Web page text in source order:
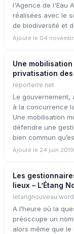
l'Agence de l'Eau
réalisées avec le
de biodiversité et
Ajouté le 04
Une
privatisation
reporterre.net
Le gouvernement,
à la concurrence
Une mobilisation
défendre une
bien commun
Ajouté le 24 juin 2019
Les
lieux – L’Étang
A l’heure où la
préoccupe un
alors même que